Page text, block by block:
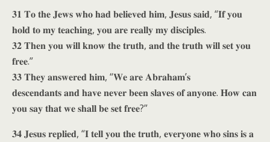
𝟑𝟏 𝐓𝐨 𝐭𝐡𝐞 𝐉𝐞𝐰𝐬 𝐰𝐡𝐨 𝐡𝐚𝐝 𝐛𝐞𝐥𝐢𝐞𝐯𝐞𝐝 𝐡𝐢𝐦, 𝐉𝐞𝐬𝐮𝐬 𝐬𝐚𝐢𝐝, “𝐈𝐟 𝐲𝐨𝐮
𝐡𝐨𝐥𝐝 𝐭𝐨 𝐦𝐲 𝐭𝐞𝐚𝐜𝐡𝐢𝐧𝐠, 𝐲𝐨𝐮 𝐚𝐫𝐞 𝐫𝐞𝐚𝐥𝐥𝐲 𝐦𝐲 𝐝𝐢𝐬𝐜𝐢𝐩𝐥𝐞𝐬.
𝟑𝟐 𝐓𝐡𝐞𝐧 𝐲𝐨𝐮 𝐰𝐢𝐥𝐥 𝐤𝐧𝐨𝐰 𝐭𝐡𝐞 𝐭𝐫𝐮𝐭𝐡, 𝐚𝐧𝐝 𝐭𝐡𝐞 𝐭𝐫𝐮𝐭𝐡 𝐰𝐢𝐥𝐥 𝐬𝐞𝐭 𝐲𝐨𝐮
𝐟𝐫𝐞𝐞.”
𝟑𝟑 𝐓𝐡𝐞𝐲 𝐚𝐧𝐬𝐰𝐞𝐫𝐞𝐝 𝐡𝐢𝐦, “𝐖𝐞 𝐚𝐫𝐞 𝐀𝐛𝐫𝐚𝐡𝐚𝐦’𝐬
𝐝𝐞𝐬𝐜𝐞𝐧𝐝𝐚𝐧𝐭𝐬 𝐚𝐧𝐝 𝐡𝐚𝐯𝐞 𝐧𝐞𝐯𝐞𝐫 𝐛𝐞𝐞𝐧 𝐬𝐥𝐚𝐯𝐞𝐬 𝐨𝐟 𝐚𝐧𝐲𝐨𝐧𝐞. 𝐇𝐨𝐰 𝐜𝐚𝐧
𝐲𝐨𝐮 𝐬𝐚𝐲 𝐭𝐡𝐚𝐭 𝐰𝐞 𝐬𝐡𝐚𝐥𝐥 𝐛𝐞 𝐬𝐞𝐭 𝐟𝐫𝐞𝐞?”
𝟑𝟒 𝐉𝐞𝐬𝐮𝐬 𝐫𝐞𝐩𝐥𝐢𝐞𝐝, “𝐈 𝐭𝐞𝐥𝐥 𝐲𝐨𝐮 𝐭𝐡𝐞 𝐭𝐫𝐮𝐭𝐡, 𝐞𝐯𝐞𝐫𝐲𝐨𝐧𝐞 𝐰𝐡𝐨 𝐬𝐢𝐧𝐬 𝐢𝐬 𝐚